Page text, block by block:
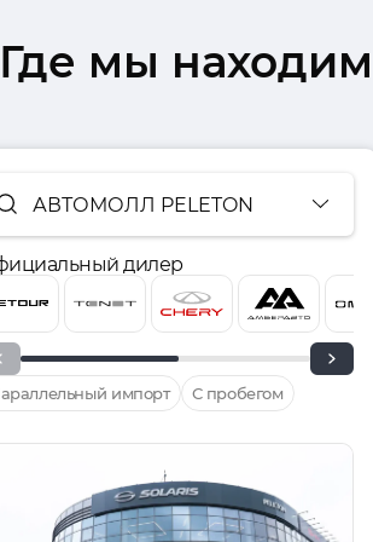
Где мы
АВТОМОЛЛ PELETON
дилер
импорт С пробегом